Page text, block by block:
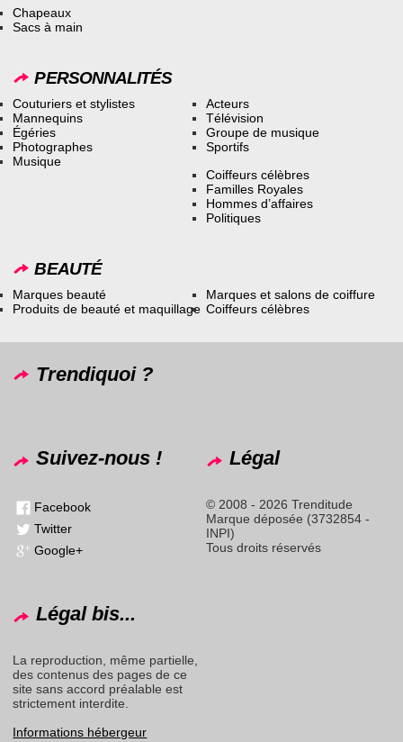
Chapeaux
Sacs à main
PERSONNALITÉS
Couturiers et stylistes
Mannequins
Égéries
Photographes
Musique
Acteurs
Télévision
Groupe de musique
Sportifs
Coiffeurs célèbres
Familles Royales
Hommes d’affaires
Politiques
BEAUTÉ
Marques beauté
Produits de beauté et maquillage
Marques et salons de coiffure
Coiffeurs célèbres
Trendiquoi ?
Suivez-nous !
Facebook
Twitter
Google+
Légal
© 2008 - 2026 Trenditude
Marque déposée (3732854 -
INPI)
Tous droits réservés
Légal bis...
La reproduction, même partielle,
des contenus des pages de ce
site sans accord préalable est
strictement interdite.
Informations hébergeur